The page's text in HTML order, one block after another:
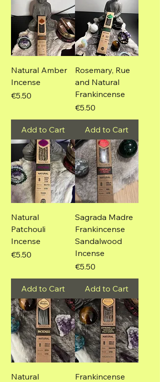
Natural Amber
Incense
Price
€5.50
Add to Cart
Rosemary, Rue
and Natural
Frankincense
Price
€5.50
Add to Cart
Natural
Patchouli
Incense
Price
€5.50
Add to Cart
Sagrada Madre
Frankincense
Sandalwood
Incense
Price
€5.50
Add to Cart
Natural
Frankincense